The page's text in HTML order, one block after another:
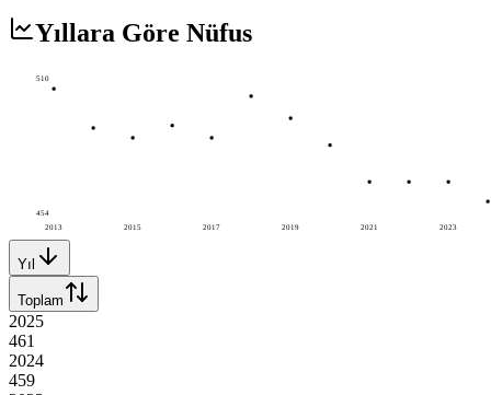
Yıllara Göre Nüfus
2013 2015 2017 2019 2021 2023
510
454
Yıl
Toplam
2025
461
2024
459